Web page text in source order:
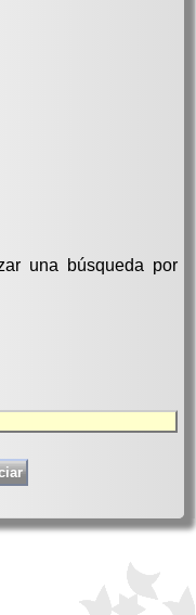
una búsqueda por